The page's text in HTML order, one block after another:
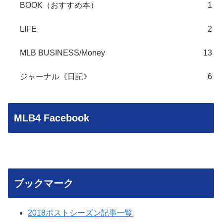
BOOK（おすすめ本） 1
LIFE 2
MLB BUSINESS/Money 13
ジャーナル《日記》 6
MLB4 Facebook
ブックマーク
2018ポストシーズン記事一覧